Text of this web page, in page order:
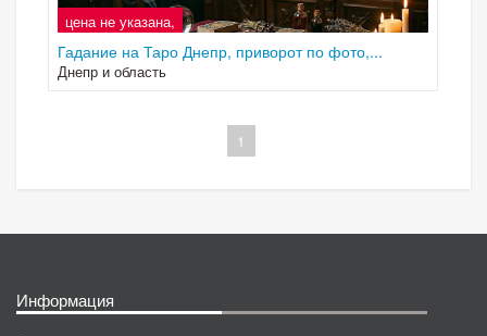
цена не указана,
Гадание на Таро Днепр, приворот по фото,...
Днепр и область
1
Информация